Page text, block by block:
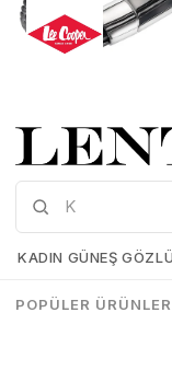
Lee-Cooper-LC-B-
₺466,50
₺933,00
KADIN GÜNEŞ
POPÜLER ÜRÜNLER